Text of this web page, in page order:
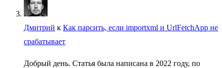
Дмитрий к Как парсить, если importxml и UrlFetchApp не
срабатывает
Добрый день. Статья была написана в 2022 году, по